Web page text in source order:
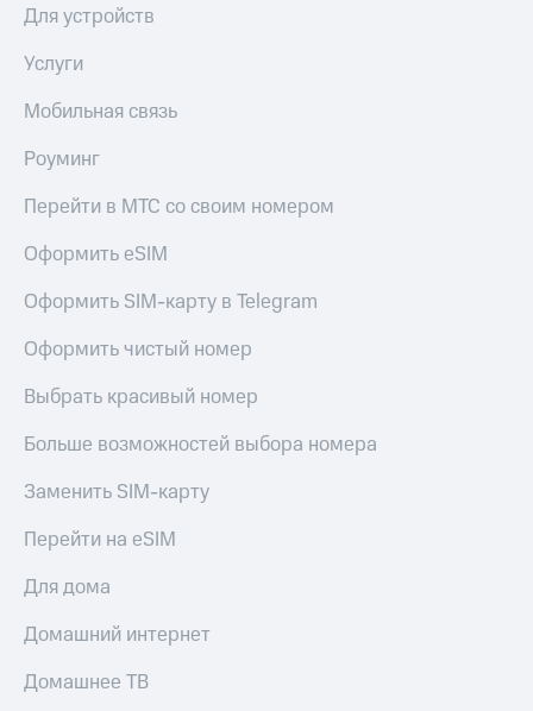
Для устройств
Услуги
Мобильная связь
Роуминг
Перейти в МТС со своим номером
Оформить eSIM
Оформить SIM-карту в Telegram
Оформить чистый номер
Выбрать красивый номер
Больше возможностей выбора номера
Заменить SIM-карту
Перейти на eSIM
Для дома
Домашний интернет
Домашнее ТВ